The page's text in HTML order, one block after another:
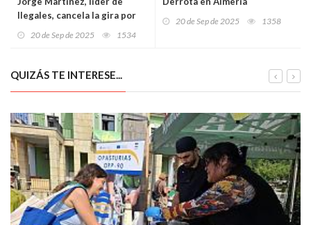
Ilegales, cancela la gira por
nunca la salud está por
20 de Sep de 2025 1534
20 de Sep de 2025 1358
QUIZÁS TE INTERESE...